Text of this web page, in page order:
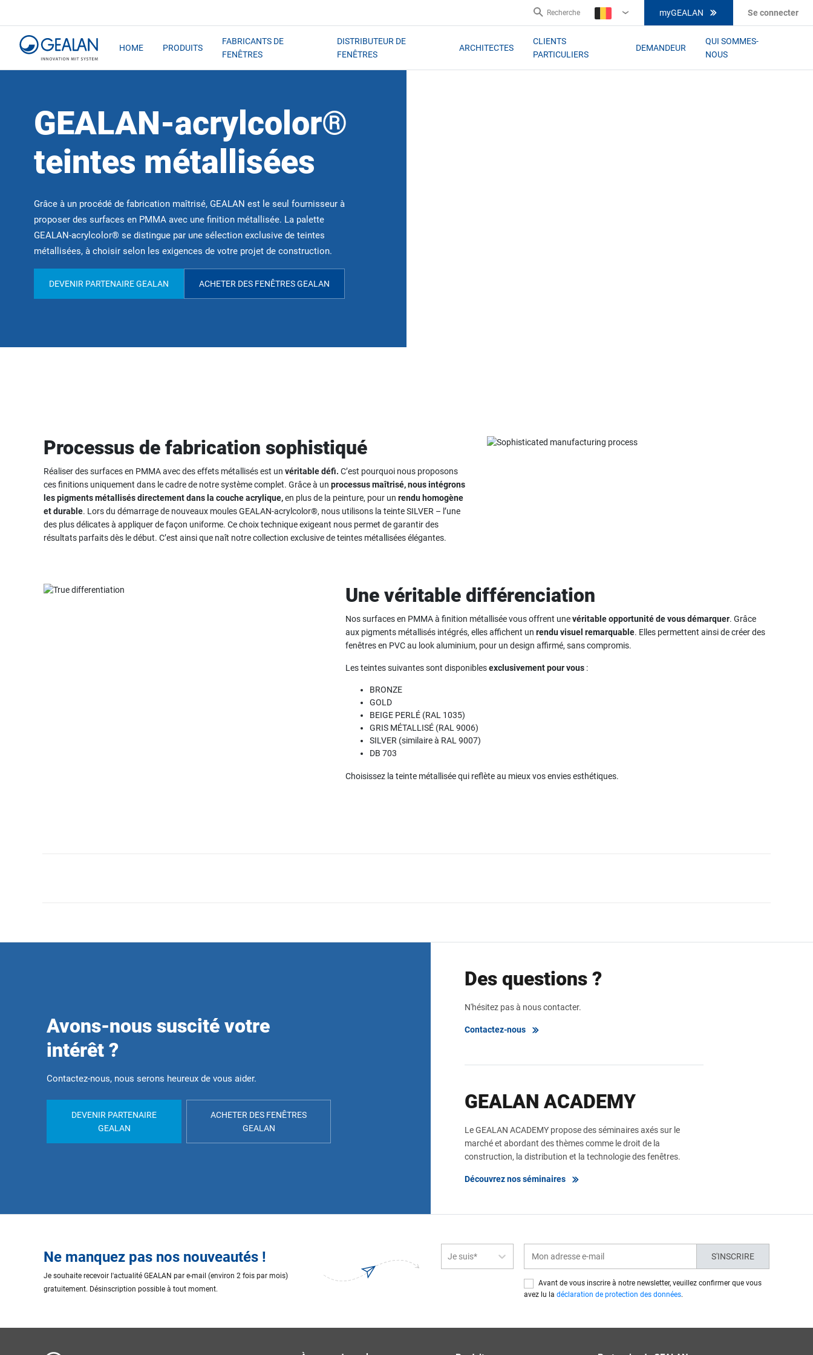
Recherche
BE-
myGEALAN Se connecter
HOME PRODUITS
FABRICANTS DE
FENÊTRES
DISTRIBUTEUR DE
FENÊTRES
ARCHITECTES
CLIENTS
PARTICULIERS
DEMANDEUR
QUI SOMMES-
NOUS
GEALAN-acrylcolor®
teintes métallisées
Grâce à un procédé de fabrication maîtrisé, GEALAN est le seul fournisseur à
proposer des surfaces en PMMA avec une finition métallisée. La palette
GEALAN-acrylcolor® se distingue par une sélection exclusive de teintes
métallisées, à choisir selon les exigences de votre projet de construction.
DEVENIR PARTENAIRE GEALAN ACHETER DES FENÊTRES GEALAN
Processus de fabrication sophistiqué
Réaliser des surfaces en PMMA avec des effets métallisés est un véritable défi. C’est pourquoi nous proposons
ces finitions uniquement dans le cadre de notre système complet. Grâce à un processus maîtrisé, nous intégrons
les pigments métallisés directement dans la couche acrylique,en plus de la peinture, pour un rendu homogène
et durable. Lors du démarrage de nouveaux moules GEALAN-acrylcolor®, nous utilisons la teinte SILVER – l’une
des plus délicates à appliquer de façon uniforme. Ce choix technique exigeant nous permet de garantir des
résultats parfaits dès le début. C’est ainsi que naît notre collection exclusive de teintes métallisées élégantes.
Une véritable différenciation
Nos surfaces en PMMA à finition métallisée vous offrent unevéritable opportunité de vous démarquer. Grâce
aux pigments métallisés intégrés, elles affichent unrendu visuel remarquable. Elles permettent ainsi de créer des
fenêtres en PVC au look aluminium, pour un design affirmé, sans compromis.
Les teintes suivantes sont disponiblesexclusivement pour vous :
BRONZE
GOLD
BEIGE PERLÉ (RAL 1035)
GRIS MÉTALLISÉ (RAL 9006)
SILVER (similaire à RAL 9007)
DB 703
Choisissez la teinte métallisée qui reflète au mieux vos envies esthétiques.
Avons-nous suscité votre
intérêt ?
Contactez-nous, nous serons heureux de vous aider.
DEVENIR PARTENAIRE
GEALAN
ACHETER DES FENÊTRES
GEALAN
Des questions ?
N'hésitez pas à nous contacter.
Contactez-nous
GEALAN ACADEMY
Le GEALAN ACADEMY propose des séminaires axés sur le
marché et abordant des thèmes comme le droit de la
construction, la distribution et la technologie des fenêtres.
Découvrez nos séminaires
Ne manquez pas nos nouveautés !
Je souhaite recevoir l'actualité GEALAN par e-mail (environ 2 fois par mois)
gratuitement. Désinscription possible à tout moment.
Je suis* S'INSCRIRE
Avant de vous inscrire à notre newsletter, veuillez confirmer que vous
avez lu ladéclaration de protection des données.